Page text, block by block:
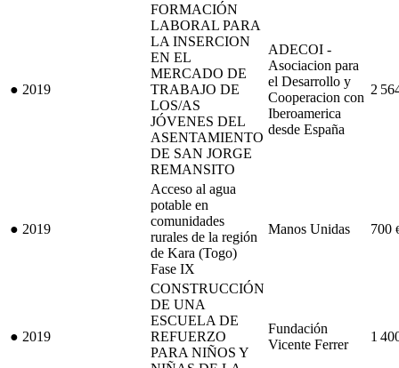
● 2019
FORMACIÓN
LABORAL PARA
LA INSERCION
EN EL
MERCADO DE
TRABAJO DE
LOS/AS
JÓVENES DEL
ASENTAMIENTO
DE SAN JORGE
REMANSITO
ADECOI -
Asociacion para
el Desarrollo y
Cooperacion con
Iberoamerica
desde España
2
● 2019
Acceso al agua
potable en
comunidades
rurales de la región
de Kara (Togo)
Fase IX
Manos Unidas 700
● 2019
CONSTRUCCIÓN
DE UNA
ESCUELA DE
REFUERZO
PARA NIÑOS Y
Fundación
Vicente Ferrer
1